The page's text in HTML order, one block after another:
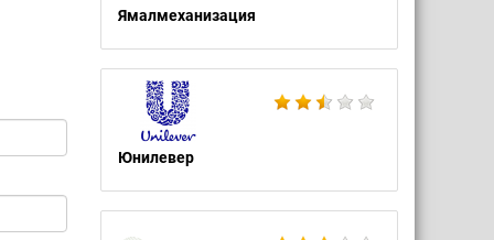
Ямалмеханизация
Юнилевер